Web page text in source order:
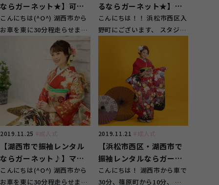
ならガーネット★】可愛
い水色のお振袖を着て成
人式へ
こんにちは(^O^) 湖西市から
お車を東に30分程走らせます
とございます、 浜松市西区の
ガーネット浜松...
るならガーネット★】大
人っぽい雰囲気の振袖を
着たお嬢様
こんにちは！！ 浜松市西区入
野町にございます、 スタジオ
2019.11.25 #成人式
【湖西市で振袖レンタル
ならガーネット♪】ママ
振りで赤の古典柄のお振
袖
こんにちは(^O^) 湖西市から
お車を東に30分程走らせます
2019.11.21 #成人式
【浜松市西区・湖西市で
振袖レンタルならガーネ
ット☆】赤地のかっこい
い華やかな振袖コーディ
こんにちは！ 湖西市から車で
30分、篠原町から10分、 浜